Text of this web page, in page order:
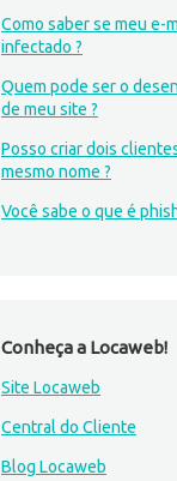
Como saber se meu e-
infectado ?
Quem pode ser o
de meu site ?
Posso criar dois
mesmo nome ?
Você sabe o que é
Conheça a Locaweb!
Site Locaweb
Central do Cliente
Blog Locaweb